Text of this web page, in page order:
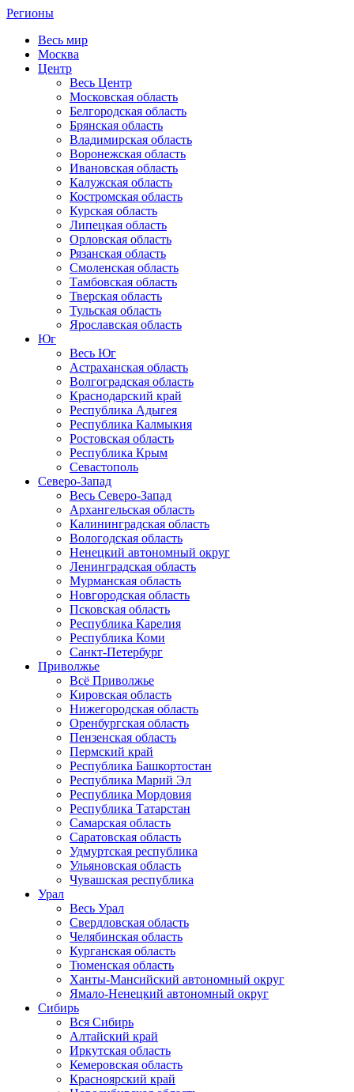
Регионы
Весь мир
Москва
Центр
Весь Центр
Московская область
Белгородская область
Брянская область
Владимирская область
Воронежская область
Ивановская область
Калужская область
Костромская область
Курская область
Липецкая область
Орловская область
Рязанская область
Смоленская область
Тамбовская область
Тверская область
Тульская область
Ярославская область
Юг
Весь Юг
Астраханская область
Волгоградская область
Краснодарский край
Республика Адыгея
Республика Калмыкия
Ростовская область
Республика Крым
Севастополь
Северо-Запад
Весь Северо-Запад
Архангельская область
Калининградская область
Вологодская область
Ненецкий автономный округ
Ленинградская область
Мурманская область
Новгородская область
Псковская область
Республика Карелия
Республика Коми
Санкт-Петербург
Приволжье
Всё Приволжье
Кировская область
Нижегородская область
Оренбургская область
Пензенская область
Пермский край
Республика Башкортостан
Республика Марий Эл
Республика Мордовия
Республика Татарстан
Самарская область
Саратовская область
Удмуртская республика
Ульяновская область
Чувашская республика
Урал
Весь Урал
Свердловская область
Челябинская область
Курганская область
Тюменская область
Ханты-Мансийский автономный округ
Ямало-Ненецкий автономный округ
Сибирь
Вся Сибирь
Алтайский край
Иркутская область
Кемеровская область
Красноярский край